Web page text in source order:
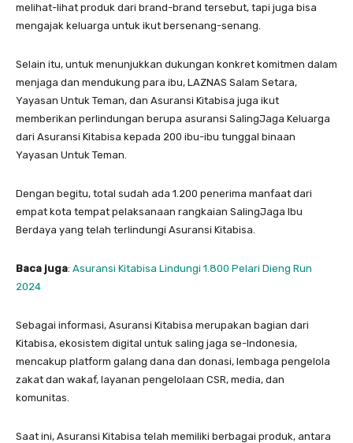
melihat-lihat produk dari brand-brand tersebut, tapi juga bisa
mengajak keluarga untuk ikut bersenang-senang.
Selain itu, untuk menunjukkan dukungan konkret komitmen dalam
menjaga dan mendukung para ibu, LAZNAS Salam Setara,
Yayasan Untuk Teman, dan Asuransi Kitabisa juga ikut
memberikan perlindungan berupa asuransi SalingJaga Keluarga
dari Asuransi Kitabisa kepada 200 ibu-ibu tunggal binaan
Yayasan Untuk Teman.
Dengan begitu, total sudah ada 1.200 penerima manfaat dari
empat kota tempat pelaksanaan rangkaian SalingJaga Ibu
Berdaya yang telah terlindungi Asuransi Kitabisa.
Baca juga: Asuransi Kitabisa Lindungi 1.800 Pelari Dieng Run
2024
Sebagai informasi, Asuransi Kitabisa merupakan bagian dari
Kitabisa, ekosistem digital untuk saling jaga se-Indonesia,
mencakup platform galang dana dan donasi, lembaga pengelola
zakat dan wakaf, layanan pengelolaan CSR, media, dan
komunitas.
Saat ini, Asuransi Kitabisa telah memiliki berbagai produk, antara